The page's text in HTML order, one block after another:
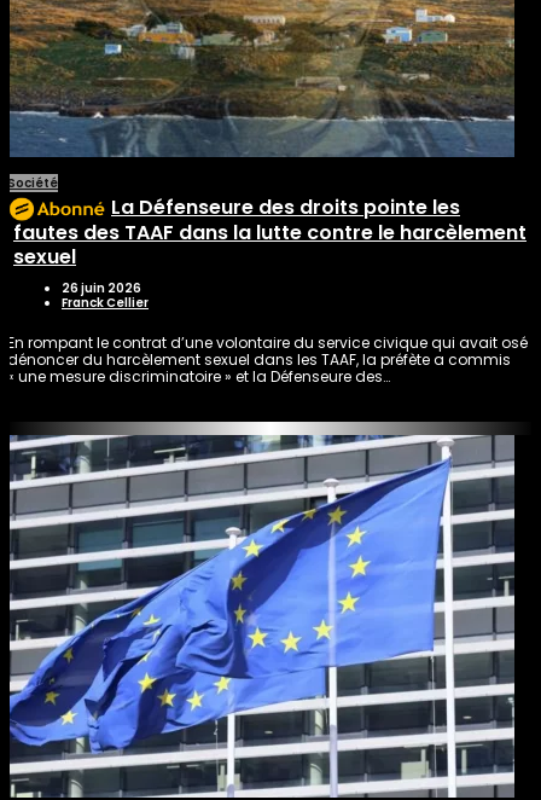
Société
La Défenseure des droits pointe les
fautes des TAAF dans la lutte contre le harcèlement
sexuel
26 juin 2026
Franck Cellier
En rompant le contrat d’une volontaire du service civique qui avait osé
dénoncer du harcèlement sexuel dans les TAAF, la préfète a commis
« une mesure discriminatoire » et la Défenseure des…